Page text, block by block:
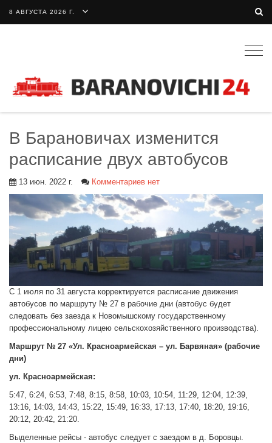
8 АВГУСТА 2026 Г.
В Барановичах изменится
расписание двух автобусов
13 июн. 2022 г. Комментариев нет
С 1 июля по 31 августа корректируется расписание движения
автобусов по маршруту № 27 в рабочие дни (автобус будет
следовать без заезда к Новомышскому государственному
профессиональному лицею сельскохозяйственного производства).
Маршрут № 27 «Ул. Красноармейская – ул. Барвяная» (рабочие
дни)
ул. Красноармейская:
5:47, 6:24, 6:53, 7:48, 8:15, 8:58, 10:03, 10:54, 11:29, 12:04, 12:39,
13:16, 14:03, 14:43, 15:22, 15:49, 16:33, 17:13, 17:40, 18:20, 19:16,
20:12, 20:42, 21:20.
Выделенные рейсы - автобус следует с заездом в д. Боровцы.